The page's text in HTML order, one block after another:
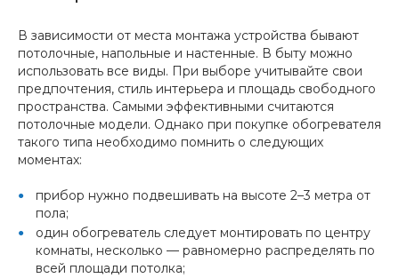
В зависимости от места монтажа устройства бывают
потолочные, напольные и настенные. В быту можно
использовать все виды. При выборе учитывайте свои
предпочтения, стиль интерьера и площадь свободного
пространства. Самыми эффективными считаются
потолочные модели. Однако при покупке обогревателя
такого типа необходимо помнить о следующих
моментах:
прибор нужно подвешивать на высоте 2–3 метра от
пола;
один обогреватель следует монтировать по центру
комнаты, несколько — равномерно распределять по
всей площади потолка;